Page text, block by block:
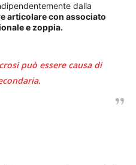
dalla
articolare con associato
e zoppia.
può essere causa di